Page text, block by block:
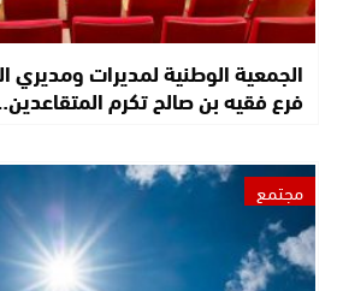
الجمعية الوطنية لمديرات ومديري
فرع فقيه بن صالح تكرم
مجتمع